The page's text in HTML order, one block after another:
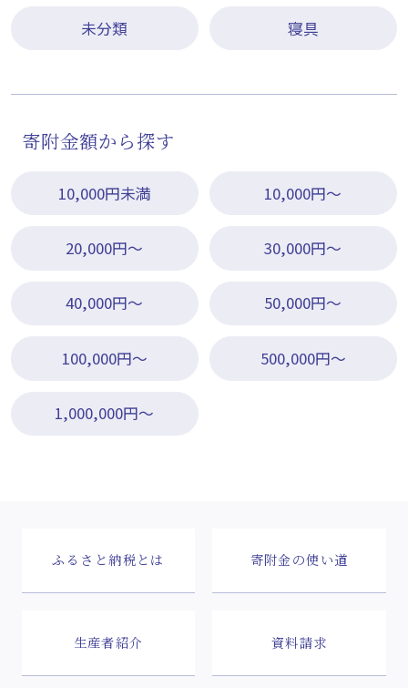
未分類 寝具
寄附金額から探す
10,000円未満 10,000円～
20,000円～ 30,000円～
40,000円～ 50,000円～
100,000円～ 500,000円～
1,000,000円～
ふるさと納税とは 寄附金の使い道
生産者紹介 資料請求